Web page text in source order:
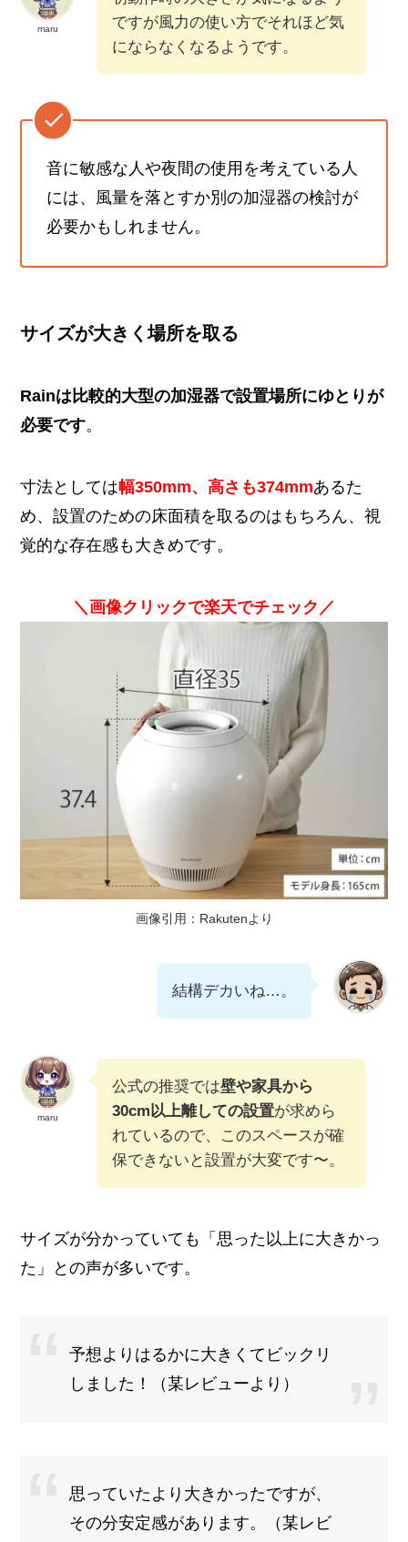
maru
ですが風力の使い方でそれほど気
にならなくなるようです。
音に敏感な人や夜間の使用を考えている人
には、風量を落とすか別の加湿器の検討が
必要かもしれません。
サイズが大きく場所を取る
Rainは比較的大型の加湿器で設置場所にゆとりが
必要です。
寸法としては幅350mm、高さも374mmあるた
め、設置のための床面積を取るのはもちろん、視
覚的な存在感も大きめです。
＼画像クリックで楽天でチェック／
画像引用：Rakutenより
結構デカいね…。
maru
公式の推奨では壁や家具から
30cm以上離しての設置が求めら
れているので、このスペースが確
保できないと設置が大変です〜。
サイズが分かっていても「思った以上に大きかっ
た」との声が多いです。
予想よりはるかに大きくてビックリ
しました！（某レビューより）
思っていたより大きかったですが、
その分安定感があります。（某レビ